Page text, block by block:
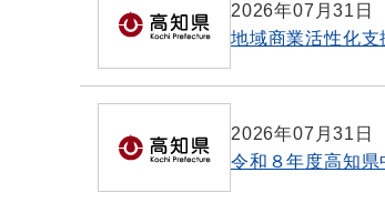
2026年07月31日
地域商業活性化
2026年07月31日
令和８年度高知